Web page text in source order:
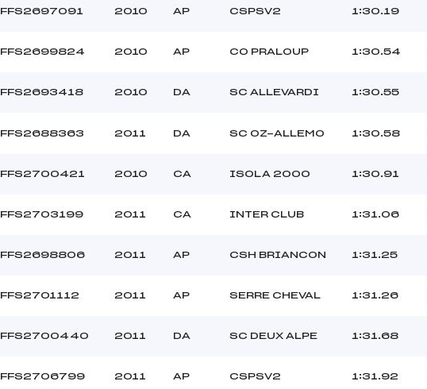
FFS2697091 2010 AP CSPSV2 1:30.19
FFS2699824 2010 AP CO PRALOUP 1:30.54
FFS2693418 2010 DA SC ALLEVARDI 1:30.55
FFS2688363 2011 DA SC OZ-ALLEMO 1:30.58
FFS2700421 2010 CA ISOLA 2000 1:30.91
FFS2703199 2011 CA INTER CLUB 1:31.06
FFS2698806 2011 AP CSH BRIANCON 1:31.25
FFS2701112 2011 AP SERRE CHEVAL 1:31.26
FFS2700440 2011 DA SC DEUX ALPE 1:31.68
FFS2706799 2011 AP CSPSV2 1:31.92